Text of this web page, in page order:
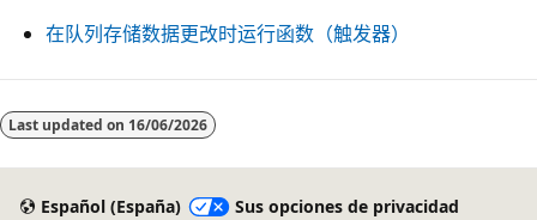
在队列存储数据更改时运行函数（触发器）
Last updated on 16/06/2026
Español (España)
Sus opciones de privacidad